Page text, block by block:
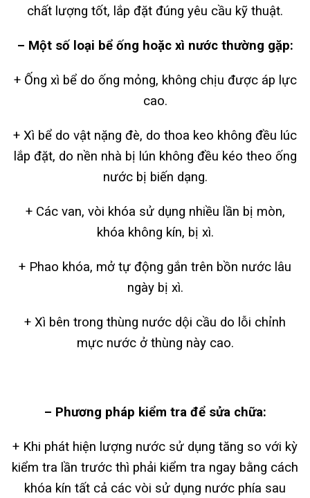
chất lượng tốt, lắp đặt đúng yêu cầu kỹ thuật.
– Một số loại bể ống hoặc xì nước thường gặp:
+ Ống xì bể do ống mỏng, không chịu được áp lực
cao.
+ Xì bể do vật nặng đè, do thoa keo không đều lúc
lắp đặt, do nền nhà bị lún không đều kéo theo ống
nước bị biến dạng.
+ Các van, vòi khóa sử dụng nhiều lần bị mòn,
khóa không kín, bị xì.
+ Phao khóa, mở tự động gắn trên bồn nước lâu
ngày bị xì.
+ Xì bên trong thùng nước dội cầu do lỗi chỉnh
mực nước ở thùng này cao.
– Phương pháp kiểm tra để sửa chữa:
+ Khi phát hiện lượng nước sử dụng tăng so với kỳ
kiểm tra lần trước thì phải kiểm tra ngay bằng cách
khóa kín tất cả các vòi sử dụng nước phía sau